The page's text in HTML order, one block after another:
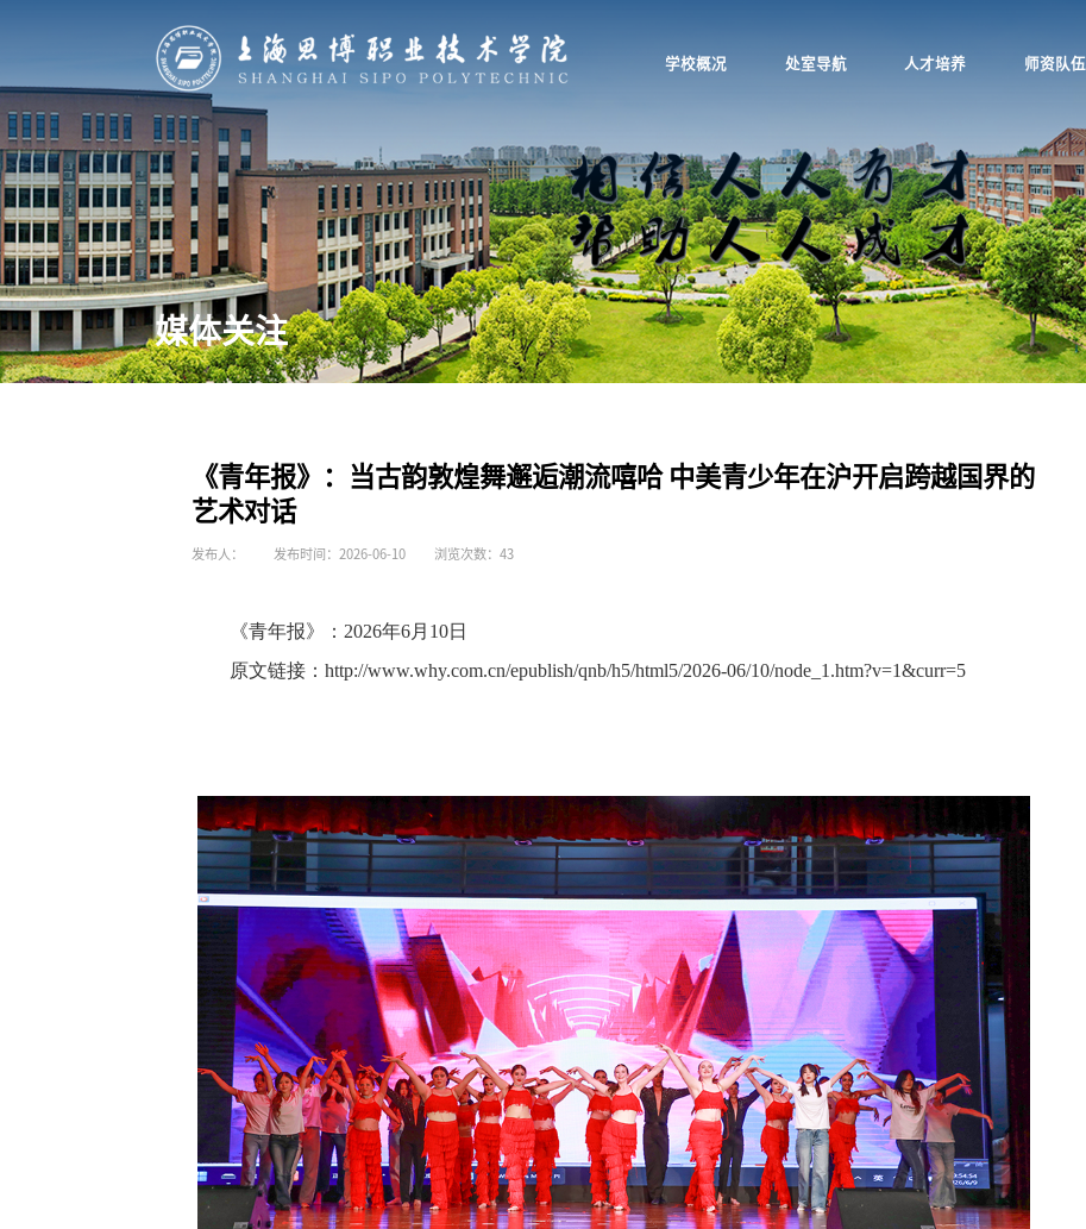
学校概况 处室导航 人才培养 师资队伍
媒体关注
《青年报》：当古韵敦煌舞邂逅潮流嘻哈 中美青少年在沪开启跨越国界的
艺术对话
发布人： 发布时间：2026-06-10 浏览次数： 43
《青年报》：2026年6月10日
原文链接：http://www.why.com.cn/epublish/qnb/h5/html5/2026-06/10/node_1.htm?v=1&curr=5